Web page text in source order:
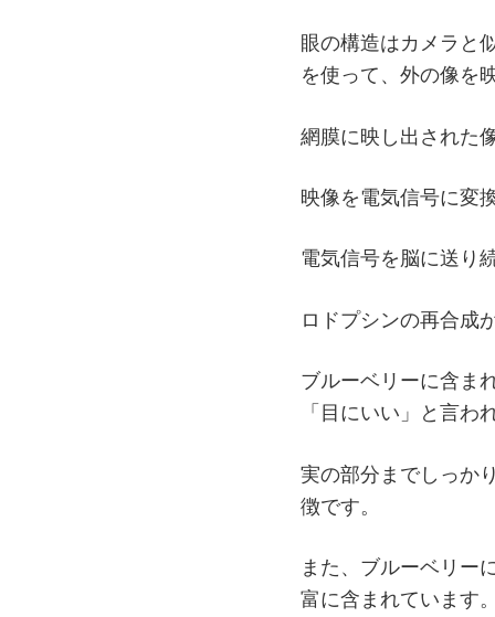
眼の構造はカメラと
を使って、外の像を
網膜に映し出された
映像を電気信号に変
電気信号を脳に送り
ロドプシンの再合成
ブルーベリーに含ま
「目にいい」と言わ
実の部分までしっか
徴です。
また、ブルーベリー
富に含まれています